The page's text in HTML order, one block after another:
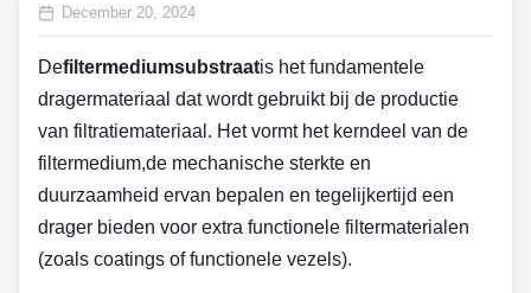
December 20, 2024
Defiltermediumsubstraatis het fundamentele
dragermateriaal dat wordt gebruikt bij de productie
van filtratiemateriaal. Het vormt het kerndeel van de
filtermedium,de mechanische sterkte en
duurzaamheid ervan bepalen en tegelijkertijd een
drager bieden voor extra functionele filtermaterialen
(zoals coatings of functionele vezels).